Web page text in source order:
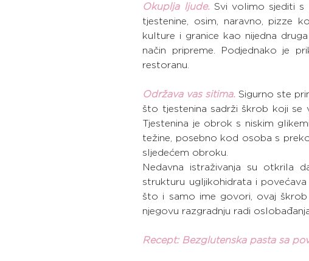
Okuplja ljude. Svi volimo sjediti s
tjestenine, osim, naravno, pizze
kulture i granice kao nijedna
način pripreme. Podjednako je
restoranu.
Održava vas sitima. Sigurno ste
što tjestenina sadrži škrob koji
Tjestenina je obrok s niskim
težine, posebno kod osoba s
sljedećem obroku.
Nedavna istraživanja su otkrila
strukturu ugljikohidrata i
što i samo ime govori, ovaj
njegovu razgradnju radi
Recept: Bezglutenska pasta sa